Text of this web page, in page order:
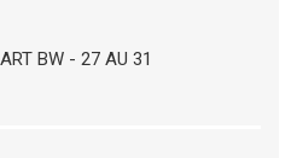
BW - 27 AU 31